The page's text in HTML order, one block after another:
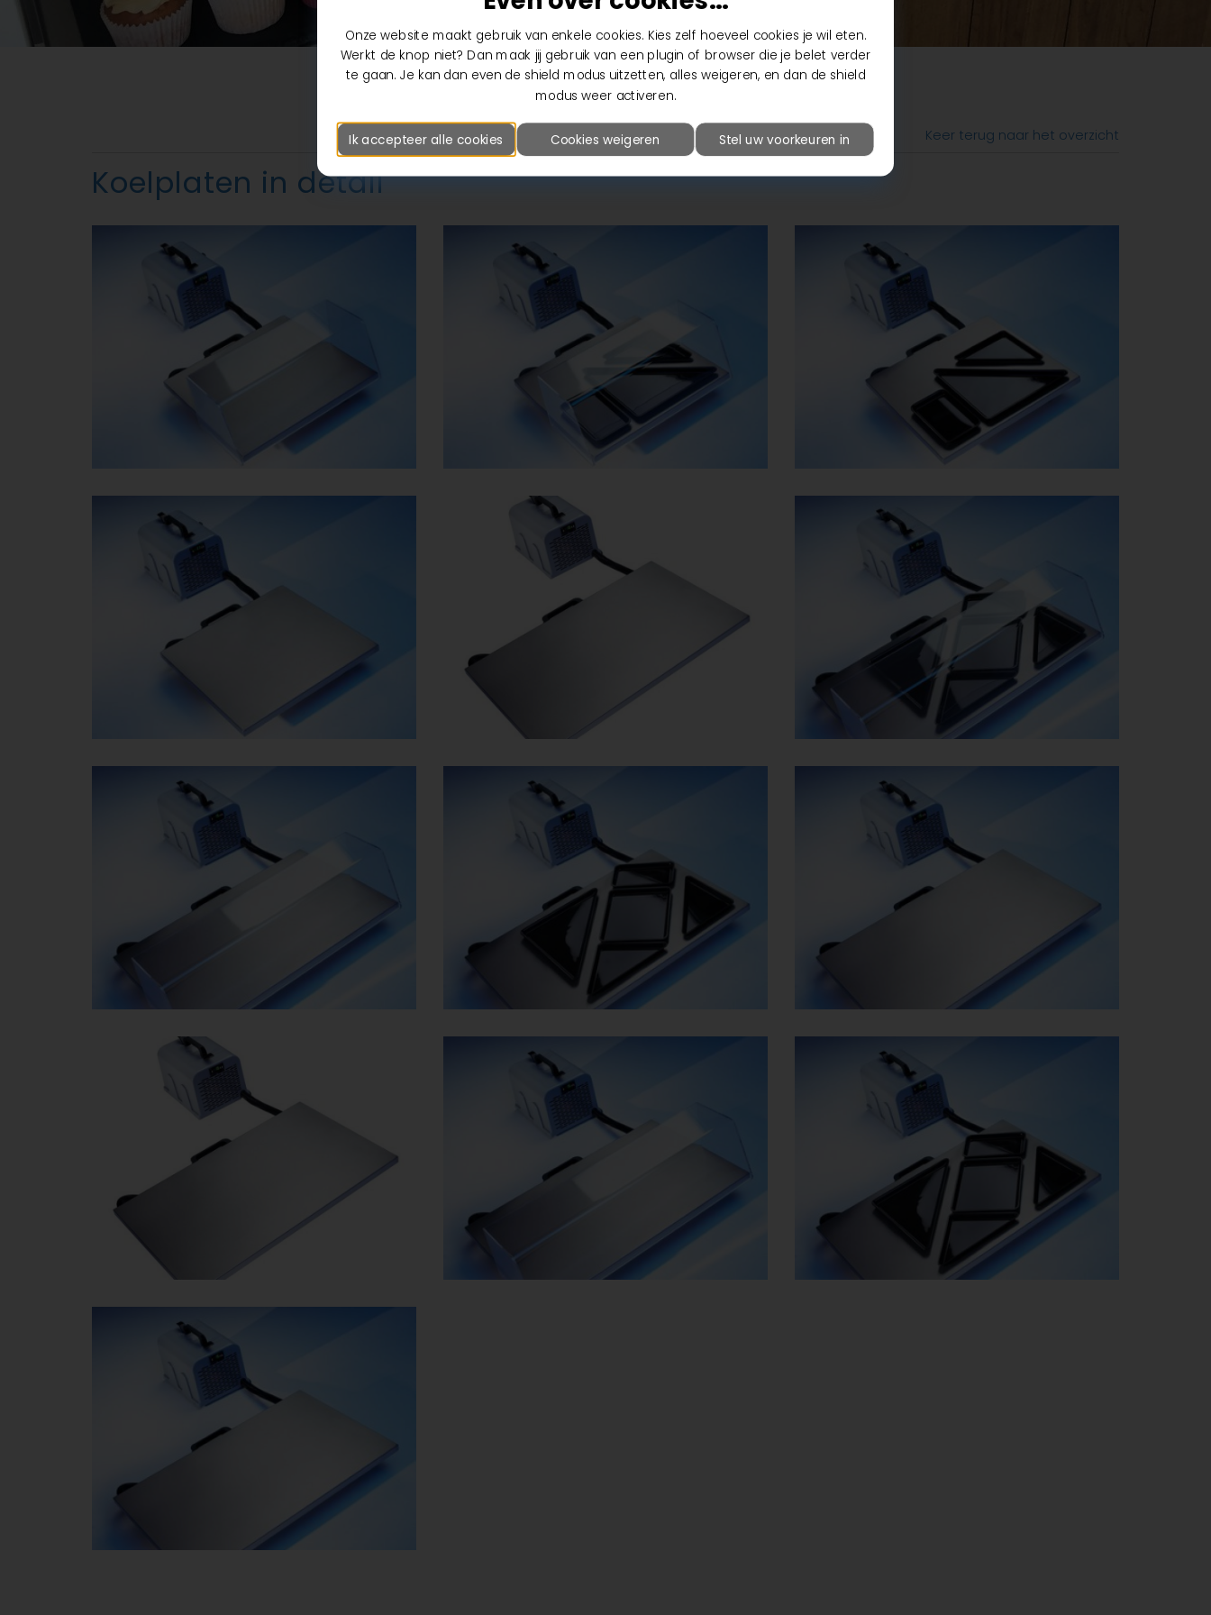
Keer terug naar het overzicht
Koelplaten in detail
Onze website maakt gebruik van enkele cookies. Kies zelf hoeveel cookies je wil eten.
Werkt de knop niet? Dan maak jij gebruik van een plugin of browser die je belet verder
te gaan. Je kan dan even de shield modus uitzetten, alles weigeren, en dan de shield
modus weer activeren.
Ik accepteer alle cookies Cookies weigeren Stel uw voorkeuren in